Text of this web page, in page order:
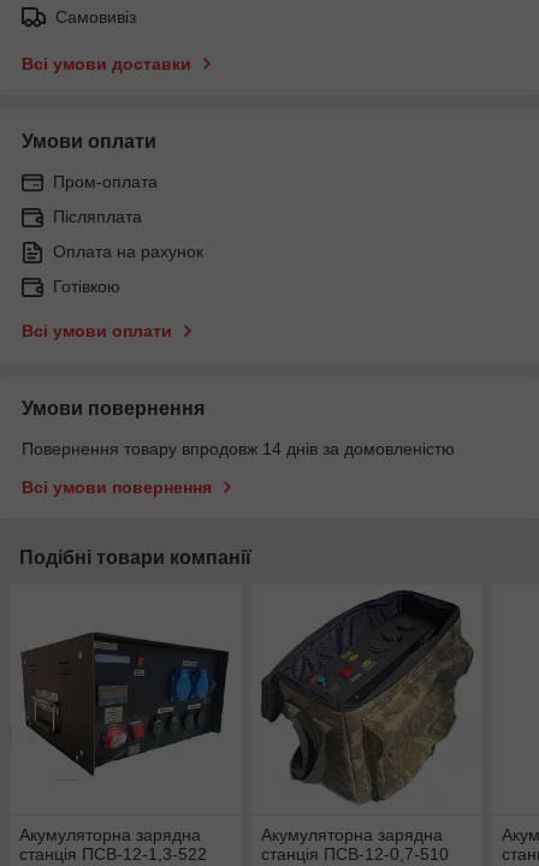
Самовивіз
Всі умови доставки
Умови оплати
Пром-оплата
Післяплата
Оплата на рахунок
Готівкою
Всі умови оплати
Умови повернення
Повернення товару впродовж 14 днів за домовленістю
Всі умови повернення
Подібні товари компанії
Акумуляторна зарядна
станція ПСВ-12-1,3-522
Акумуляторна зарядна
станція ПСВ-12-0,7-510